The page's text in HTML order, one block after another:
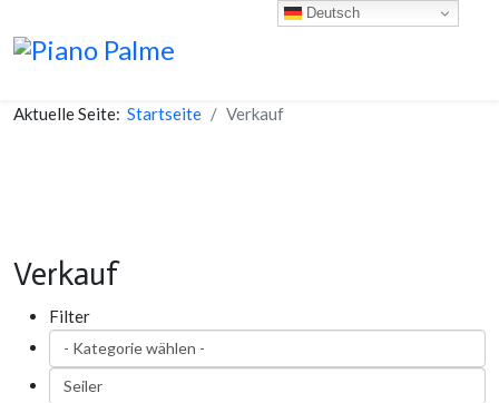
Aktuelle Seite: Startseite Verkauf
Deutsch
Verkauf
Filter